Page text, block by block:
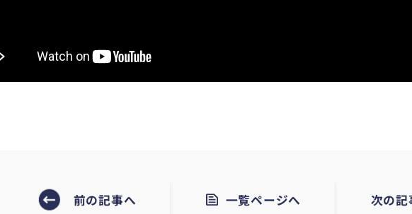
前の記事へ 一覧ページへ 次の記